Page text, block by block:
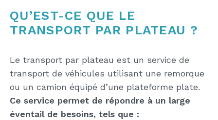
QU’EST-CE QUE LE
TRANSPORT PAR PLATEAU ?
Le transport par plateau est un service de
transport de véhicules utilisant une remorque
ou un camion équipé d’une plateforme plate.
Ce service permet de répondre à un large
éventail de besoins, tels que :